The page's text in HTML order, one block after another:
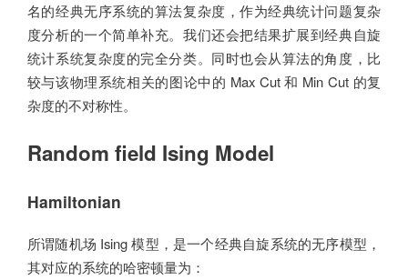
名的经典无序系统的算法复杂度，作为经典统计问题复杂
度分析的一个简单补充。我们还会把结果扩展到经典自旋
统计系统复杂度的完全分类。同时也会从算法的角度，比
较与该物理系统相关的图论中的 Max Cut 和 Min Cut 的复
杂度的不对称性。
Random field Ising Model
Hamiltonian
所谓随机场 Ising 模型，是一个经典自旋系统的无序模型，
其对应的系统的哈密顿量为：